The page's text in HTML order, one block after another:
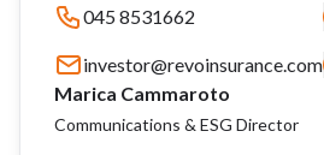
045 8531662
investor@revoinsurance.com
Marica Cammaroto
Communications & ESG Director